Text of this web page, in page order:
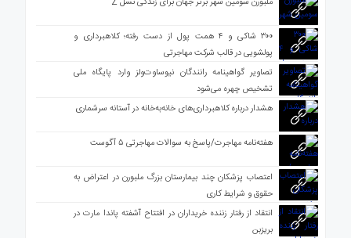
۳۰۰ شاکی و ۴ همت پول از دست رفته؛ کلاهبرداری و
پولشویی در قالب شرکت مهاجرتی
تصاویر گواهینامه رانندگان نیوساوت‌ولز وارد پایگاه ملی
تشخیص چهره می‌شود
هشدار درباره کلاهبرداری‌های خانه‌به‌خانه در آستانه سرشماری
هفته‌نامه مهاجرت/پاسخ به سوالات مهاجرتی ۵ آگوست
اعتصاب پزشکان چند بیمارستان بزرگ ملبورن در اعتراض به
حقوق و شرایط کاری
انتقاد از رفتار زننده خریداران در افتتاح آشفته پاندا مارت در
بریزبن